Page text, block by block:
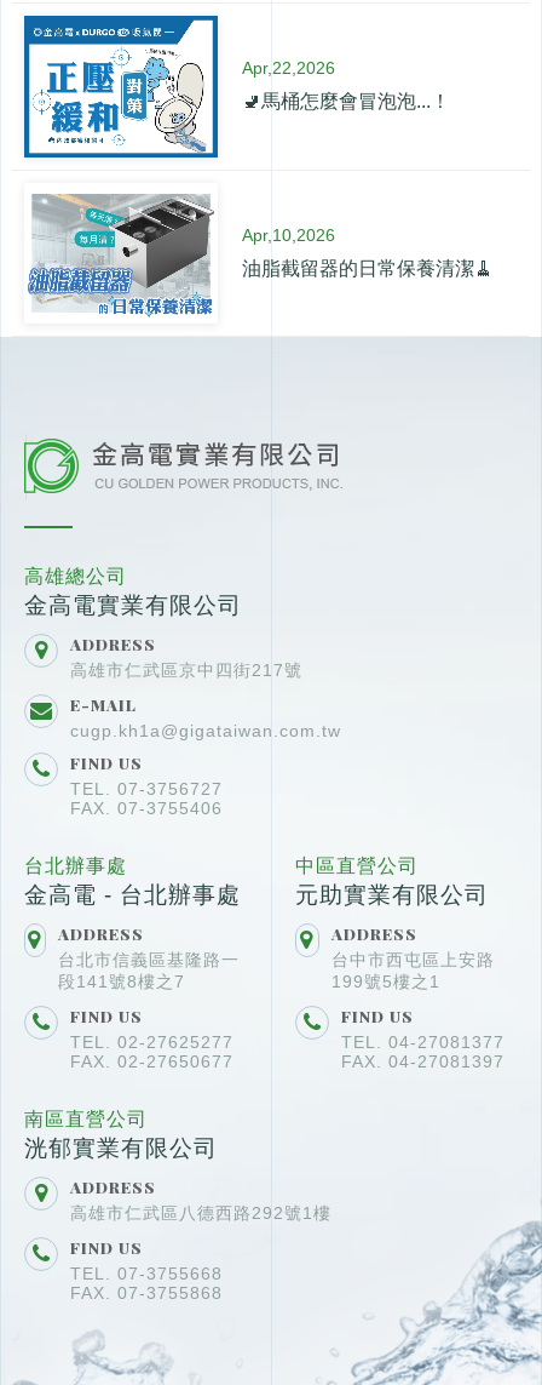
Apr,22,2026
🚽馬桶怎麼會冒泡泡...！
Apr,10,2026
油脂截留器的日常保養清潔🧹
高雄總公司
金高電實業有限公司
ADDRESS
高雄市仁武區京中四街217號
E-MAIL
cugp.kh1a@gigataiwan.com.tw
FIND US
TEL. 07-3756727
FAX. 07-3755406
台北辦事處
金高電 - 台北辦事處
ADDRESS
台北市信義區基隆路一
段141號8樓之7
FIND US
TEL. 02-27625277
FAX. 02-27650677
中區直營公司
元助實業有限公司
ADDRESS
台中市西屯區上安路
199號5樓之1
FIND US
TEL. 04-27081377
FAX. 04-27081397
南區直營公司
洸郁實業有限公司
ADDRESS
高雄市仁武區八德西路292號1樓
FIND US
TEL. 07-3755668
FAX. 07-3755868